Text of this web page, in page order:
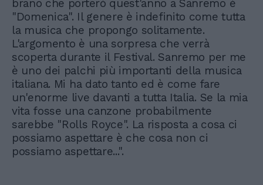
brano che porterò quest'anno a Sanremo è
"Domenica". Il genere è indefinito come tutta
la musica che propongo solitamente.
L'argomento è una sorpresa che verrà
scoperta durante il Festival. Sanremo per me
è uno dei palchi più importanti della musica
italiana. Mi ha dato tanto ed è come fare
un'enorme live davanti a tutta Italia. Se la mia
vita fosse una canzone probabilmente
sarebbe "Rolls Royce". La risposta a cosa ci
possiamo aspettare è che cosa non ci
possiamo aspettare...".